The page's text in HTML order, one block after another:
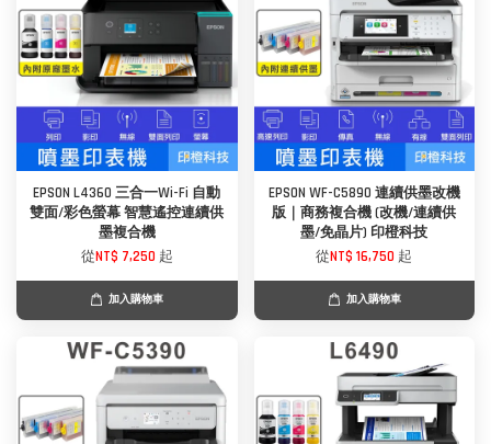
EPSON L4360 三合一Wi-Fi 自動
雙面/彩色螢幕 智慧遙控連續供
墨複合機
從NT$ 7,250 起
加入購物車
EPSON WF-C5890 連續供墨改機
版｜商務複合機 (改機/連續供
墨/免晶片) 印橙科技
從NT$ 16,750 起
加入購物車